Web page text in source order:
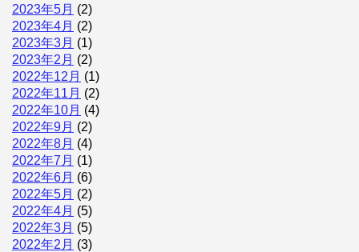
2023年5月 (2)
2023年4月 (2)
2023年3月 (1)
2023年2月 (2)
2022年12月 (1)
2022年11月 (2)
2022年10月 (4)
2022年9月 (2)
2022年8月 (4)
2022年7月 (1)
2022年6月 (6)
2022年5月 (2)
2022年4月 (5)
2022年3月 (5)
2022年2月 (3)